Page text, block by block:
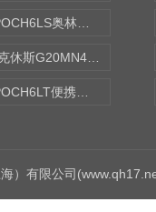
）有限公司